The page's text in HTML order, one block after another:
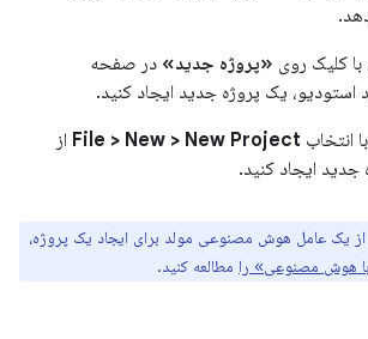
با کلیک روی «پروژه جدید» در صفحه
یک پروژه جدید ایجاد کنید.
انتخاب File > New > New Project از
ایجاد کنید.
از یک عامل هوش مصنوعی مولد برای ایجاد یک پروژه،
هوش مصنوعی» را مطالعه کنید.